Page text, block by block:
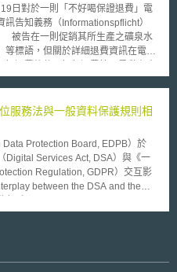
權的公司進行投資、至少擁有您所投
造或保護工作，而法國風險投資公
“法國簽
遵循的程序更加可靠。
對於一則「不好喝保證退費」電
告知義務（Informationspflicht）
等標語，但關於詳細退費資訊在電視
才得以看到相關的退費資訊。原告是
）；原告認為被告違反
款之規定：「未清楚標示引起消費
證退費」電視廣告已經符合不正競
要件。再者，法院認為在被告所刊
標籤並不足以使消費者明確得知退
法將具體的保證退費條件一一細數
有不實廣告及消費者權益如何保障
服務法與一般資料保護規則相
Data Protection Board, EDPB）於
Digital Services Act, DSA）與《一
Regulation, GDPR）交互影
between the DSA and the
用GDPR。 DSA與GDPR
GDPR框架下的控制者或處理者。
重疊，服務提供者需同時符合DSA